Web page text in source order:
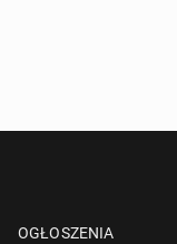
OGŁOSZENIA